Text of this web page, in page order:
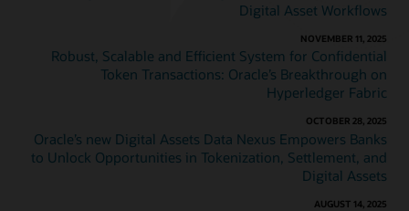
Digital Asset Workflows
NOVEMBER 11, 2025
Robust, Scalable and Efficient System for Confidential
Token Transactions: Oracle’s Breakthrough on
Hyperledger Fabric
OCTOBER 28, 2025
Oracle’s new Digital Assets Data Nexus Empowers Banks
to Unlock Opportunities in Tokenization, Settlement, and
Digital Assets
AUGUST 14, 2025